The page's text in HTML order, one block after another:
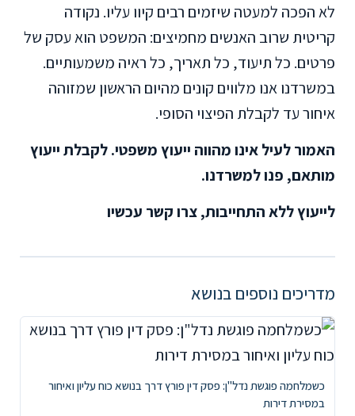
לא הפכה למעטה שיזמים רבים קיוו עליו. נקודה
קריטית שרוב האנשים מחמיצים: המשפט הוא עסק של
פרטים. כל תיעוד, כל תאריך, כל ראיה משמעותיים.
במשרדנו אנו מלווים קונים מהיום הראשון שמזוהה
איחור עד לקבלת הפיצוי הסופי.
האמור לעיל אינו מהווה ייעוץ משפטי. לקבלת ייעוץ
מותאם, פנו למשרדנו.
לייעוץ ללא התחייבות, צרו קשר עכשיו
מדריכים נוספים בנושא
כשמלחמה פוגשת נדל"ן: פסק דין פורץ דרך בנושא כוח עליון ואיחור
במסירת דירות